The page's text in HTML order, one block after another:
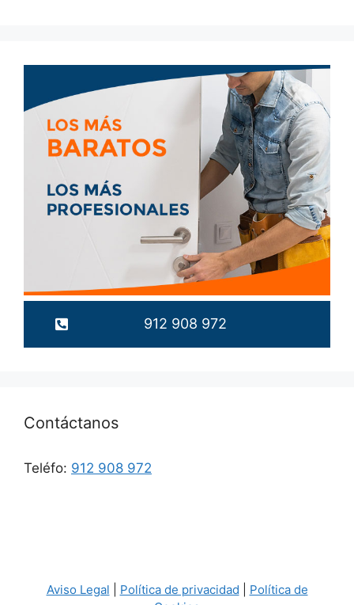
912 908 972
Contáctanos
Teléfo: 912 908 972
Aviso Legal Política de privacidad
Política de